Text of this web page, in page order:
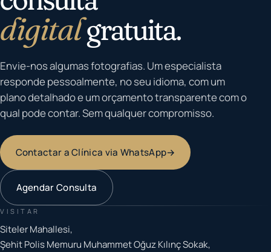
digitalgratuita.
Envie-nos algumas fotografias. Um especialista
responde pessoalmente, no seu idioma, com um
plano detalhado e um orçamento transparente com o
qual pode contar. Sem qualquer compromisso.
Contactar a Clínica via WhatsApp→
Agendar Consulta
VISITAR
Siteler Mahallesi,
Şehit Polis Memuru Muhammet Oğuz Kılınç Sokak,